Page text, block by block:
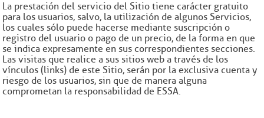
La prestación del servicio del Sitio tiene carácter gratuito
para los usuarios, salvo, la utilización de algunos Servicios,
los cuales sólo puede hacerse mediante suscripción o
registro del usuario o pago de un precio, de la forma en que
se indica expresamente en sus correspondientes secciones.
Las visitas que realice a sus sitios web a través de los
vínculos (links) de este Sitio, serán por la exclusiva cuenta y
riesgo de los usuarios, sin que de manera alguna
comprometan la responsabilidad de ESSA.